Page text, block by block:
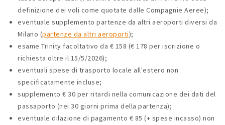
definizione dei voli come quotate dalle Compagnie Aeree);
eventuale supplemento partenze da altri aeroporti diversi da
Milano (partenze da altri aeroporti);
esame Trinity facoltativo da € 158 (€ 178 per iscrizione o
richiesta oltre il 15/5/2026);
eventuali spese di trasporto locale all'estero non
specificatamente incluse;
supplemento € 30 per ritardi nella comunicazione dei dati del
passaporto (nei 30 giorni prima della partenza);
eventuale dilazione di pagamento € 85 (+ spese incasso) non